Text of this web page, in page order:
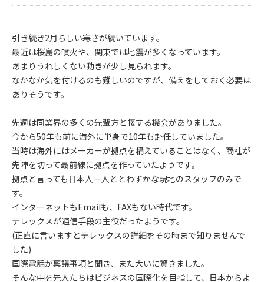
引き続き2月らしい寒さが続いています。
最近は桜島の噴火や、関東では地震が多くなっています。
あまりうれしくない動きが少し見られます。
なかなか気を付けるのも難しいのですが、備えをしておく必要は
ありそうです。
先週は同業界の多くの先輩方と接する機会がありました。
今から50年も前に海外に単身で10年も赴任していました。
当時は海外にはメーカーが拠点を構えていることはなく、商社が
先陣を切って最前線に拠点を作っていたようです。
拠点と言っても日本人一人ととわずかな現地のスタッフのみで
す。
インターネットもEmailも、FAXもない時代です。
テレックスが通信手段の主役だったようです。
(正直に言いますとテレックスの詳細をその時まで知りませんで
した)
国際電話が稟議事項と聞き、また大いに驚きました。
そんな中を先人たちはビジネスの国際化を目指して、日本からよ